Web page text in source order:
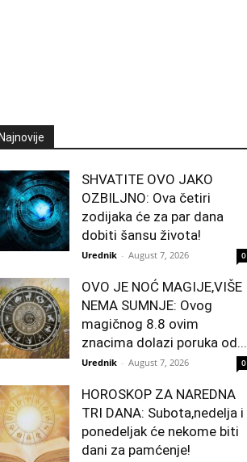
SHVATITE OVO JAKO
OZBILJNO: Ova četiri
zodijaka će za par dana
dobiti šansu života!
Urednik - August 7, 2026 0
OVO JE NOĆ MAGIJE,VIŠE
NEMA SUMNJE: Ovog
magičnog 8.8 ovim
znacima dolazi poruka od...
Urednik - August 7, 2026 0
HOROSKOP ZA NAREDNA
TRI DANA: Subota,nedelja i
ponedeljak će nekome biti
dani za pamćenje!